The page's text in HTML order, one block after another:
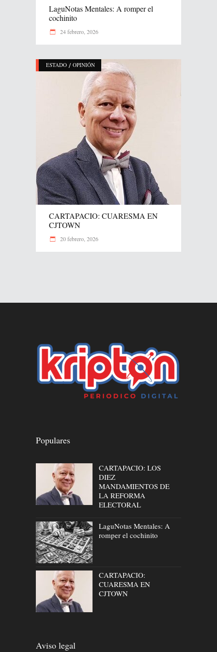
LaguNotas Mentales: A romper el
cochinito
24 febrero, 2026
ESTADO / OPINIÓN
CARTAPACIO: CUARESMA EN
CJTOWN
20 febrero, 2026
Populares
CARTAPACIO: LOS
DIEZ
MANDAMIENTOS DE
LA REFORMA
ELECTORAL
LaguNotas Mentales: A
romper el cochinito
CARTAPACIO:
CUARESMA EN
CJTOWN
Aviso legal